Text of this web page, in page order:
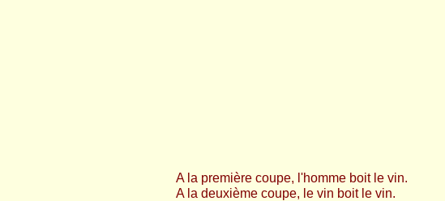
A la première coupe, l'homme boit le vin.
A la deuxième coupe, le vin boit le vin.